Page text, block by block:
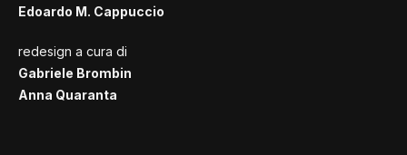
Edoardo M. Cappuccio
redesign a cura di
Gabriele Brombin
Anna Quaranta